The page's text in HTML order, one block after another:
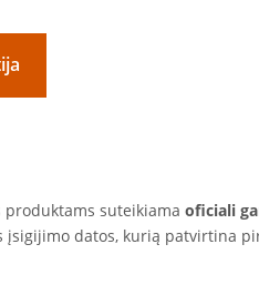
produktams suteikiama oficiali
datos, kurią patvirtina